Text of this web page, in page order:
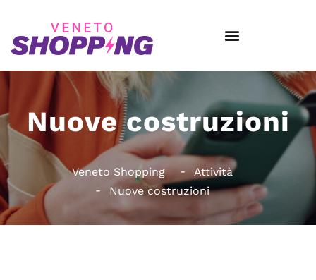
Nuove costruzioni
Veneto Shopping
Attività
Nuove costruzioni